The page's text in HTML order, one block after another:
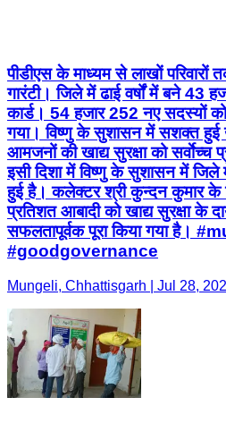
पीडीएस के माध्यम से लाखों परिवारों
गारंटी। जिले में ढाई वर्षों में बने 43
कार्ड। 54 हजार 252 नए सदस्यों को
गया। विष्णु के सुशासन में सशक्त हुई
आमजनों की खाद्य सुरक्षा को सर्वाेच्च
इसी दिशा में विष्णु के सुशासन में
हुई है। कलेक्टर श्री कुन्दन कुमार के
प्रतिशत आबादी को खाद्य सुरक्षा के
सफलतापूर्वक पूरा किया गया है।
#goodgovernance
Mungeli, Chhattisgarh | Jul 28,